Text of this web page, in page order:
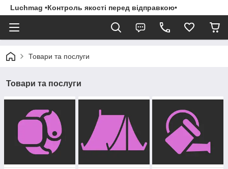
Luchmag •Контроль якості перед відправкою•
Товари та послуги
Товари та послуги